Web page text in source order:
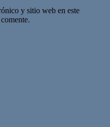
y sitio web en este